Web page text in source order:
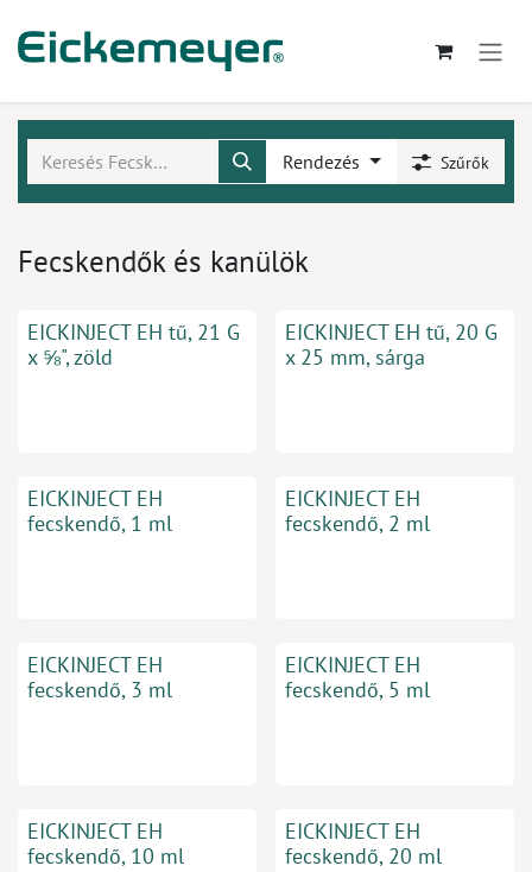
Rendezés Szűrők
Fecskendők és kanülök
EICKINJECT EH tű, 21 G
x ⅝", zöld
EICKINJECT EH tű, 20 G
x 25 mm, sárga
EICKINJECT EH
fecskendő, 1 ml
EICKINJECT EH
fecskendő, 2 ml
EICKINJECT EH
fecskendő, 3 ml
EICKINJECT EH
fecskendő, 5 ml
EICKINJECT EH
fecskendő, 10 ml
EICKINJECT EH
fecskendő, 20 ml